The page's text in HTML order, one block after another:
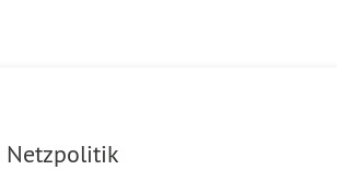
Netzpolitik